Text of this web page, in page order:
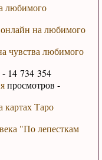
любимого
на любимого
чувства любимого
14 734 354
просмотров -
картах Таро
"По лепесткам